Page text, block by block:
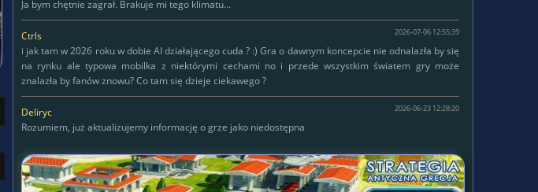
Ja bym chętnie zagrał. Brakuje mi tego klimatu...
Ctrls 2026-07-06 12:55:39
i jak tam w 2026 roku w dobie AI działającego cuda ? :) Gra o dawnym koncepcie nie odnalazła by się
na rynku ale typowa mobilka z niektórymi cechami no i przede wszystkim światem gry może
znalazła by fanów znowu? Co tam się dzieje ciekawego ?
Deliryc
Deliryc
KAPITAN
W serwisie od
2015-10-14
Lokalizacja:
Status:własna firma
2026-06-23 12:28:20
Rozumiem, już aktualizujemy informację o grze jako niedostępna